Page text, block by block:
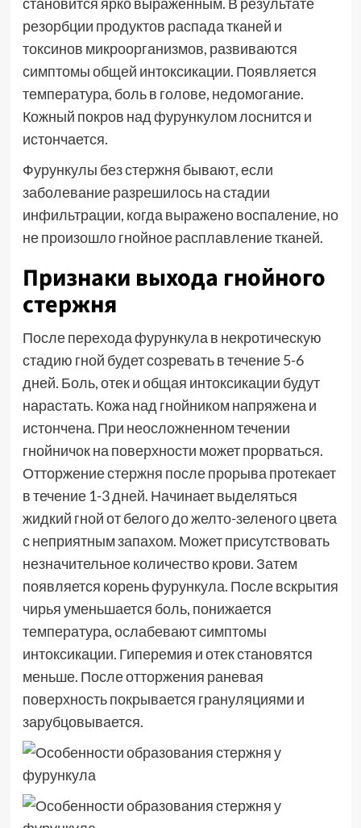
резорбции продуктов распада тканей и
токсинов микроорганизмов, развиваются
симптомы общей интоксикации. Появляется
температура, боль в голове, недомогание.
Кожный покров над фурункулом лоснится и
истончается.
Фурункулы без стержня бывают, если
заболевание разрешилось на стадии
инфильтрации, когда выражено воспаление, но
не произошло гнойное расплавление тканей.
Признаки выхода гнойного
стержня
После перехода фурункула в некротическую
стадию гной будет созревать в течение 5-6
дней. Боль, отек и общая интоксикации будут
нарастать. Кожа над гнойником напряжена и
истончена. При неосложненном течении
гнойничок на поверхности может прорваться.
Отторжение стержня после прорыва протекает
в течение 1-3 дней. Начинает выделяться
жидкий гной от белого до желто-зеленого цвета
с неприятным запахом. Может присутствовать
незначительное количество крови. Затем
появляется корень фурункула. После вскрытия
чирья уменьшается боль, понижается
температура, ослабевают симптомы
интоксикации. Гиперемия и отек становятся
меньше. После отторжения раневая
поверхность покрывается грануляциями и
зарубцовывается.